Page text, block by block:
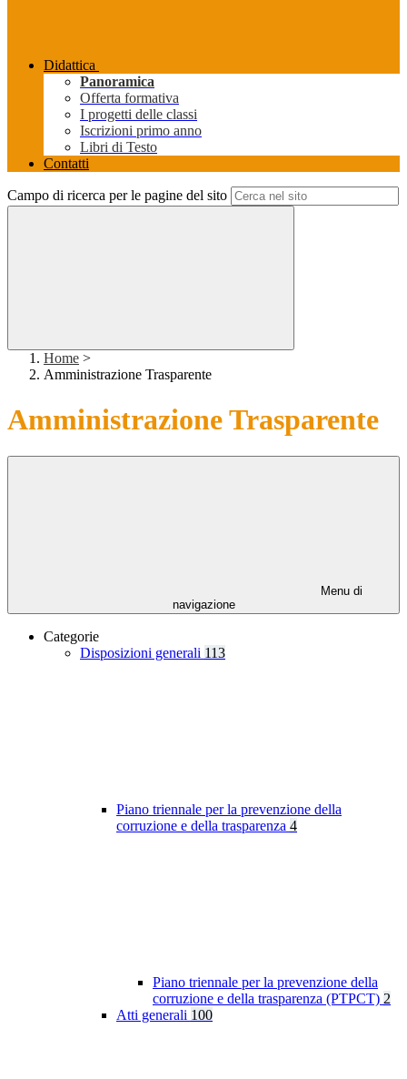
Didattica
Panoramica
Offerta formativa
I progetti delle classi
Iscrizioni primo anno
Libri di Testo
Contatti
Campo di ricerca per le pagine del sito
Home >
Amministrazione Trasparente
Amministrazione Trasparente
Menu di
navigazione
Categorie
Disposizioni generali 113
Piano triennale per la prevenzione della
corruzione e della trasparenza 4
Piano triennale per la prevenzione della
corruzione e della trasparenza (PTPCT) 2
Atti generali 100